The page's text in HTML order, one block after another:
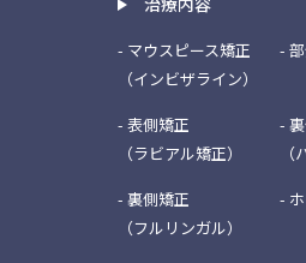
- マウスピース矯正
（インビザライン）
-
- 表側矯正
（ラビアル矯正）
-
- 裏側矯正
（フルリンガル）
-